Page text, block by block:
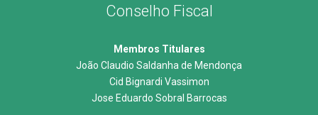
Conselho Fiscal
Membros Titulares
João Claudio Saldanha de Mendonça
Cid Bignardi Vassimon
Jose Eduardo Sobral Barrocas